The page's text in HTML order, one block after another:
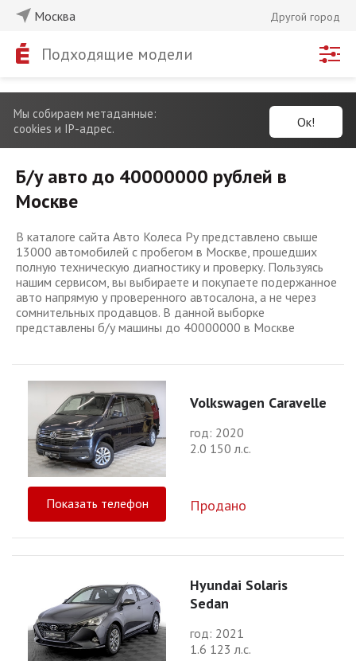
Москва Другой город
Подходящие модели
Мы собираем метаданные:
cookies и IP-адрес.
Ок!
Б/у авто до 40000000 рублей в
Москве
В каталоге сайта Авто Колеса Ру представлено свыше
13000 автомобилей с пробегом в Москве, прошедших
полную техническую диагностику и проверку. Пользуясь
нашим сервисом, вы выбираете и покупаете подержанное
авто напрямую у проверенного автосалона, а не через
сомнительных продавцов. В данной выборке
представлены б/у машины до 40000000 в Москве
Volkswagen Caravelle
год: 2020
2.0 150 л.с.
Показать телефон Продано
Hyundai Solaris
Sedan
год: 2021
1.6 123 л.с.